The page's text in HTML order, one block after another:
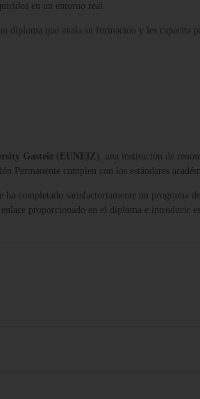
en un entorno real.
que avala su formación y les capacita
Gasteiz ( EUNEIZ ), una institución de
Permanente cumplen con los estándares
ha completado satisfactoriamente un programa
proporcionado en el diploma e introducir